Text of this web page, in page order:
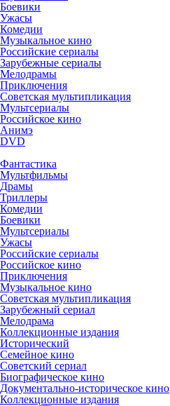
Боевики
Ужасы
Комедии
Музыкальное кино
Российские сериалы
Зарубежные сериалы
Мелодрамы
Приключения
Советская мультипликация
Мультсериалы
Российское кино
Анимэ
DVD
Фантастика
Мультфильмы
Драмы
Триллеры
Комедии
Боевики
Мультсериалы
Ужасы
Российские сериалы
Российское кино
Приключения
Музыкальное кино
Советская мультипликация
Зарубежный сериал
Мелодрама
Коллекционные издания
Исторический
Семейное кино
Советский сериал
Биографическое кино
Документально-историческое кино
Коллекционные издания